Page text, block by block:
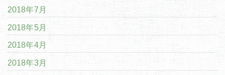
2018年7月
2018年5月
2018年4月
2018年3月